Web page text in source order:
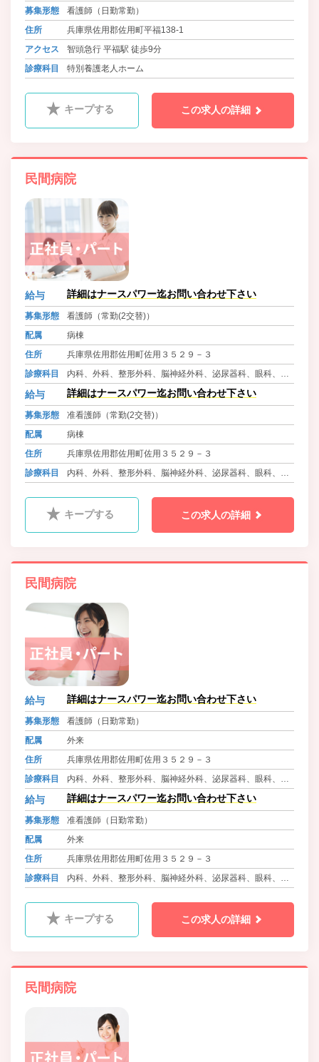
募集形態
看護師（日勤常勤）
住所
兵庫県佐用郡佐用町平福138-1
アクセス
智頭急行 平福駅 徒歩9分
診療科目
特別養護老人ホーム
キープする この求人の詳細
民間病院
給与 詳細はナースパワー迄お問い合わせ下さい
募集形態
看護師（常勤(2交替)）
配属
病棟
住所
兵庫県佐用郡佐用町佐用３５２９－３
診療科目
内科、外科、整形外科、脳神経外科、泌尿器科、眼科、皮
膚科、ﾘﾊﾋﾞﾘﾃｰｼｮﾝ科、リウマチ科、ｱﾚﾙｷﾞｰ科
給与 詳細はナースパワー迄お問い合わせ下さい
募集形態
准看護師（常勤(2交替)）
配属
病棟
住所
兵庫県佐用郡佐用町佐用３５２９－３
診療科目
内科、外科、整形外科、脳神経外科、泌尿器科、眼科、皮
キープする この求人の詳細
民間病院
給与 詳細はナースパワー迄お問い合わせ下さい
募集形態
看護師（日勤常勤）
配属
外来
住所
兵庫県佐用郡佐用町佐用３５２９－３
診療科目
内科、外科、整形外科、脳神経外科、泌尿器科、眼科、皮
膚科、ﾘﾊﾋﾞﾘﾃｰｼｮﾝ科、リウマチ科、ｱﾚﾙｷﾞｰ科
給与 詳細はナースパワー迄お問い合わせ下さい
募集形態
准看護師（日勤常勤）
配属
外来
住所
兵庫県佐用郡佐用町佐用３５２９－３
診療科目
内科、外科、整形外科、脳神経外科、泌尿器科、眼科、皮
キープする この求人の詳細
民間病院